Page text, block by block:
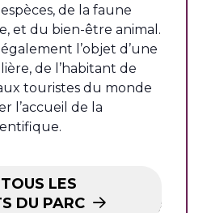
de la faune
et du bien-être animal.
l’objet d’une
de l’habitant de
touristes du monde
l’accueil de la
LES
DU PARC